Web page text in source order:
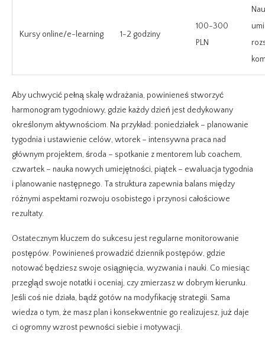
Kursy online/e-learning 1-2 godziny
100-300
PLN
Aby uchwycić pełną skalę wdrażania, powinieneś stworzyć
harmonogram tygodniowy, gdzie każdy dzień jest dedykowany
określonym aktywnościom. Na przykład: poniedziałek – planowanie
tygodnia i ustawienie celów, wtorek – intensywna praca nad
głównym projektem, środa – spotkanie z mentorem lub coachem,
czwartek – nauka nowych umiejętności, piątek – ewaluacja tygodnia
i planowanie następnego. Ta struktura zapewnia balans między
różnymi aspektami rozwoju osobistego i przynosi całościowe
rezultaty.
Ostatecznym kluczem do sukcesu jest regularne monitorowanie
postępów. Powinieneś prowadzić dziennik postępów, gdzie
notować będziesz swoje osiągnięcia, wyzwania i nauki. Co miesiąc
przegląd swoje notatki i oceniaj, czy zmierzasz w dobrym kierunku.
Jeśli coś nie działa, bądź gotów na modyfikację strategii. Sama
wiedza o tym, że masz plan i konsekwentnie go realizujesz, już daje
ci ogromny wzrost pewności siebie i motywacji.